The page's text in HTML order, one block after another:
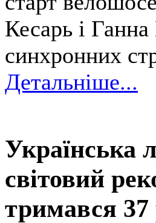
Кесарь і
синхронних
Детальніше...
Українська
світовий
тримався 37